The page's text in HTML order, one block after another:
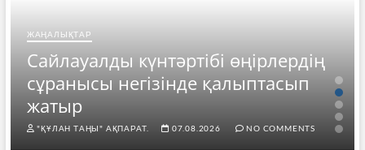
ЖАҢАЛЫҚТАР
Сайлауалды күнтәртібі өңірлердің
сұранысы негізінде қалыптасып
жатыр
"ҚҰЛАН ТАҢЫ" АҚПАРАТ. 07.08.2026 NO COMMENTS